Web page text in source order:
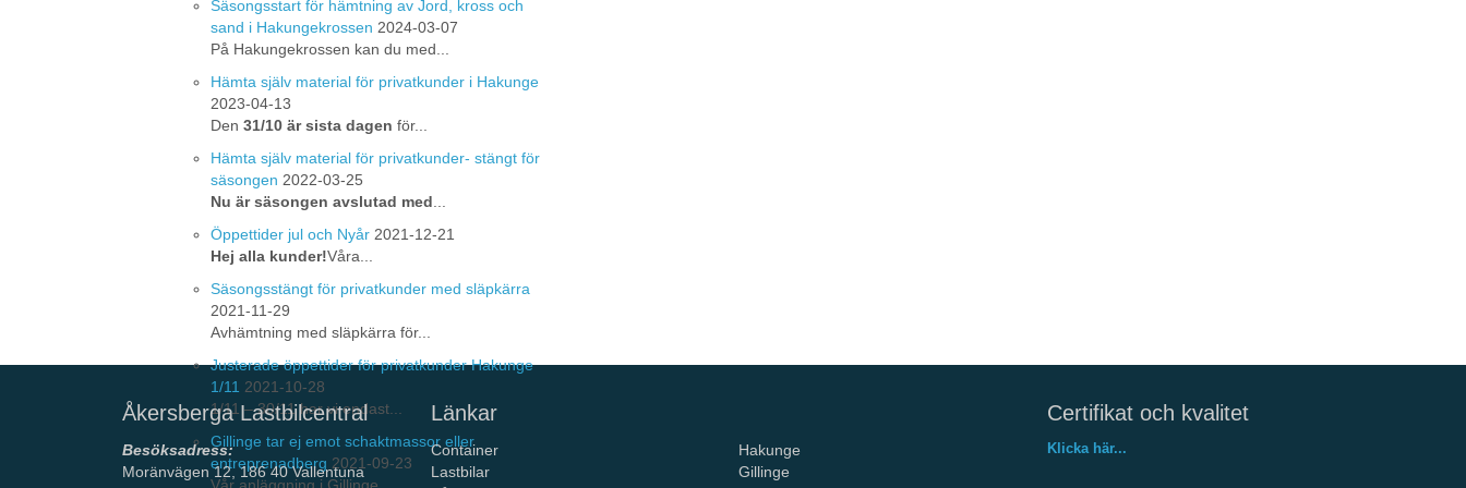
Säsongsstart för hämtning av Jord, kross och
sand i Hakungekrossen 2024-03-07
På Hakungekrossen kan du med...
Hämta själv material för privatkunder i Hakunge
2023-04-13
Den 31/10 är sista dagen för...
Hämta själv material för privatkunder- stängt för
säsongen 2022-03-25
Nu är säsongen avslutad med
Öppettider jul och Nyår 2021-12-21
Hej alla kunder!Våra...
Säsongsstängt för privatkunder med släpkärra
2021-11-29
Avhämtning med släpkärra för...
Justerade öppettider för privatkunder Hakunge
1/11 2021-10-28
1/11 – 30/11 har vi endast...
Gillinge tar ej emot schaktmassor eller
entreprenadberg 2021-09-23
Åkersberga Lastbilcentral
Besöksadress:
Moränvägen 12, 186 40 Vallentuna
Länkar
Container
Lastbilar
Hakunge
Gillinge
Certifikat och kvalitet
Klicka här...